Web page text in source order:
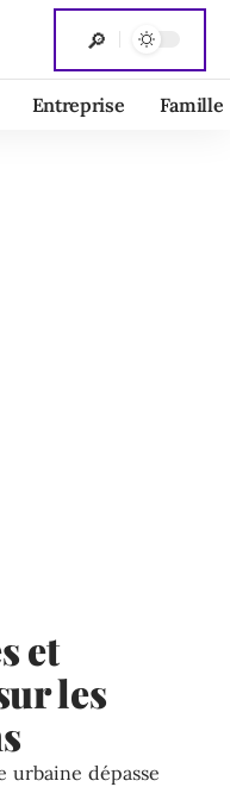
Entreprise Famille
et
les
urbaine dépasse